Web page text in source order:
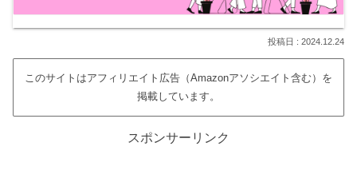
2024.12.24
このサイトはアフィリエイト広告（Amazonアソシエイト含む）を
掲載しています。
スポンサーリンク